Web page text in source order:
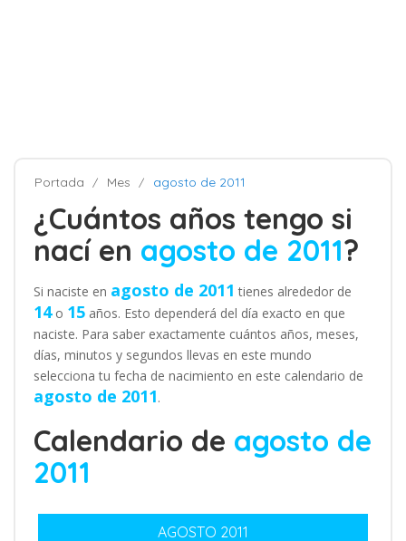
Portada Mes agosto de 2011
¿Cuántos años tengo si
nací en agosto de 2011?
Si naciste en agosto de 2011 tienes alrededor de
14o 15 años. Esto dependerá del día exacto en que
naciste. Para saber exactamente cuántos años, meses,
días, minutos y segundos llevas en este mundo
selecciona tu fecha de nacimiento en este calendario de
agosto de 2011.
Calendario de agosto de
2011
AGOSTO 2011